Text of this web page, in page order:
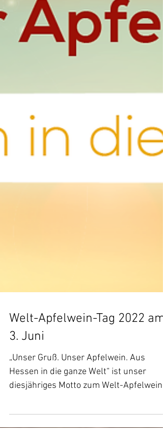
Welt-Apfelwein-Tag 2022 am
3. Juni
„Unser Gruß. Unser Apfelwein. Aus
diesjähriges Motto zum Welt-Apfelwein-
Tag am 3. Juni. Endlich...